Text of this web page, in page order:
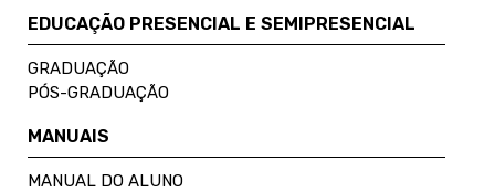
EDUCAÇÃO PRESENCIAL E SEMIPRESENCIAL
GRADUAÇÃO
PÓS-GRADUAÇÃO
MANUAIS
MANUAL DO ALUNO